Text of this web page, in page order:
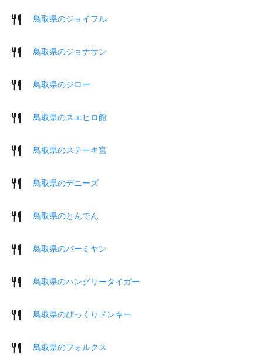
鳥取県のジョイフル
鳥取県のジョナサン
鳥取県のジロー
鳥取県のスエヒロ館
鳥取県のステーキ宮
鳥取県のデニーズ
鳥取県のとんでん
鳥取県のバーミヤン
鳥取県のハングリータイガー
鳥取県のびっくりドンキー
鳥取県のフォルクス